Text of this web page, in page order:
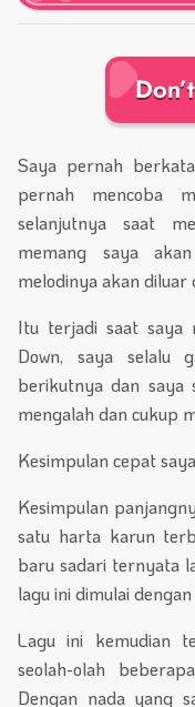
Saya pernah
pernah mencoba
selanjutnya saat
memang saya
melodinya akan diluar
Itu terjadi saat saya
Down, saya selalu
berikutnya dan saya
mengalah dan cukup
Kesimpulan cepat
Kesimpulan
satu harta karun
baru sadari ternyata
lagu ini dimulai
Lagu ini kemudian
seolah-olah
Dengan nada yang